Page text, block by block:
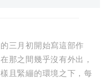
三月初開始寫這部作
那之間幾乎沒有外出，
且緊繃的環境之下，每